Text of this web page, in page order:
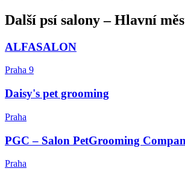
Další psí salony–Hlavní
ALFASALON
Praha 9
Daisy's pet grooming
Praha
PGC – Salon PetGrooming
Praha